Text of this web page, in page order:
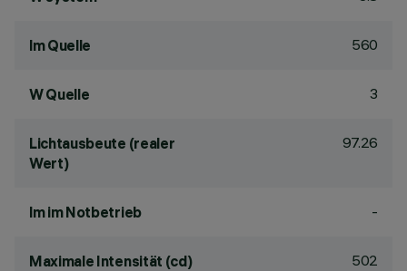
lm Quelle 560
W Quelle 3
Lichtausbeute (realer
Wert)
97.26
lm im Notbetrieb -
Maximale Intensität (cd) 502